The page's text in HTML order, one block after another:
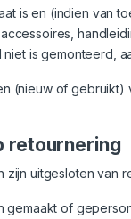
is en (indien van
is gemonteerd,
(nieuw of
retournering
uitgesloten van
gemaakt of